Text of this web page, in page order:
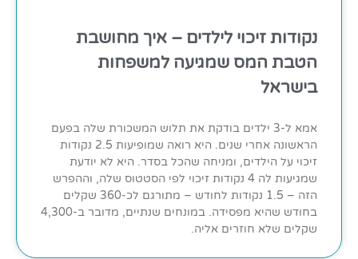
נקודות זיכוי לילדים – איך מחושבת
הטבת המס שמגיעה למשפחות
בישראל
אמא ל-3 ילדים בודקת את תלוש המשכורת שלה בפעם
הראשונה אחרי שנים. היא רואה שמופיעות 2.5 נקודות
זיכוי על הילדים, ומניחה שהכל בסדר. היא לא יודעת
שמגיעות לה 4 נקודות זיכוי לפי הסטטוס שלה, וההפרש
הזה – 1.5 נקודות לחודש – מתורגם לכ-360 שקלים
בחודש שהיא מפסידה. במונחים שנתיים, מדובר ב-4,300
שקלים שלא חוזרים אליה.